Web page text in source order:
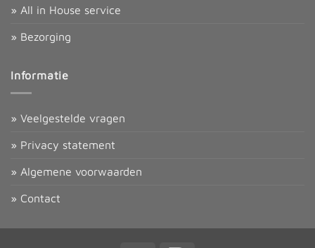
» All in House service
» Bezorging
Informatie
» Veelgestelde vragen
» Privacy statement
» Algemene voorwaarden
» Contact